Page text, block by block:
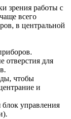
зрения работы с
всего
в центральной
отверстия для
чтобы
и
управления